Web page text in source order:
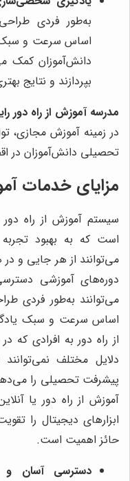
به‌طور فردی
اساس سرعت و سبک
دانش‌آموزان کمک
بپردازند و نتایج
مدرسه آموزش از راه دور
در زمینه آموزش مجازی،
تحصیلی دانش‌آموزان در
مزایای خدمات
سیستم آموزش از راه
است که به بهبود
می‌توانند از هر جایی و
دوره‌های آموزشی
می‌توانند به‌طور فردی
اساس سرعت و سبک
از راه دور به افرادی که
دلایل مختلف
پیشرفت تحصیلی را
آموزش از راه دور یا
ابزارهای دیجیتال را
حائز اهمیت است.
دسترسی آسان و